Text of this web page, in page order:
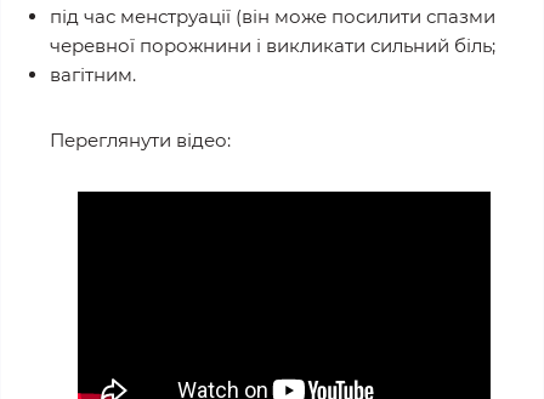
під час менструації (він може посилити спазми
черевної порожнини і викликати сильний біль;
вагітним.
Переглянути відео: